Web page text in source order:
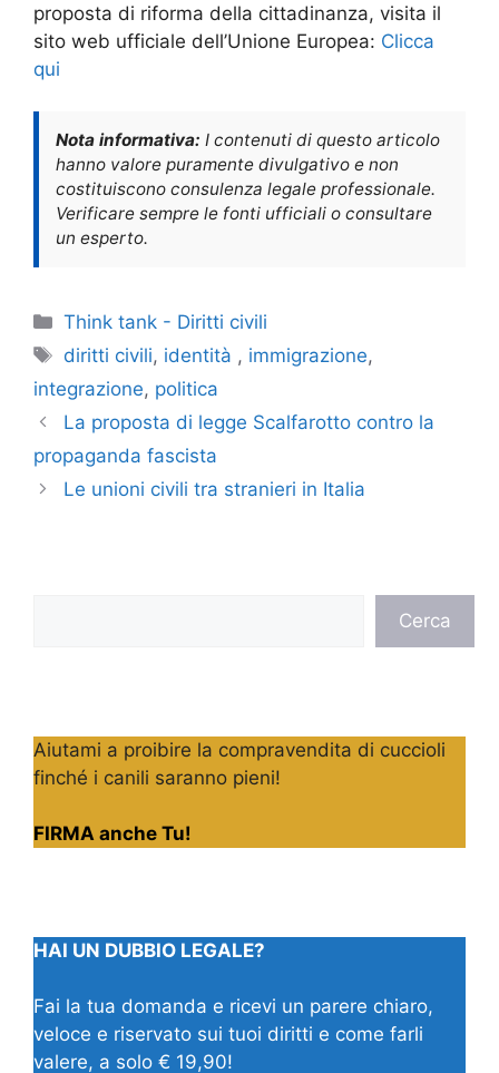
proposta di riforma della cittadinanza, visita il
sito web ufficiale dell’Unione Europea: Clicca
qui
Nota informativa: I contenuti di questo articolo
hanno valore puramente divulgativo e non
costituiscono consulenza legale professionale.
Verificare sempre le fonti ufficiali o consultare
un esperto.
Categorie
Think tank - Diritti civili
Tag
diritti civili, identità , immigrazione,
integrazione, politica
La proposta di legge Scalfarotto contro la
propaganda fascista
Le unioni civili tra stranieri in Italia
Cerca
Aiutami a proibire la compravendita di cuccioli
finché i canili saranno pieni!
FIRMA anche Tu!
HAI UN DUBBIO LEGALE?
Fai la tua domanda e ricevi un parere chiaro,
veloce e riservato sui tuoi diritti e come farli
valere, a solo € 19,90!